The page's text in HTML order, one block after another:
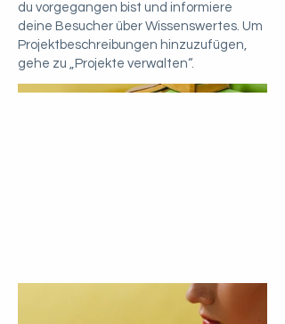
du vorgegangen bist und informiere
deine Besucher über Wissenswertes. Um
Projektbeschreibungen hinzuzufügen,
gehe zu „Projekte verwalten“.